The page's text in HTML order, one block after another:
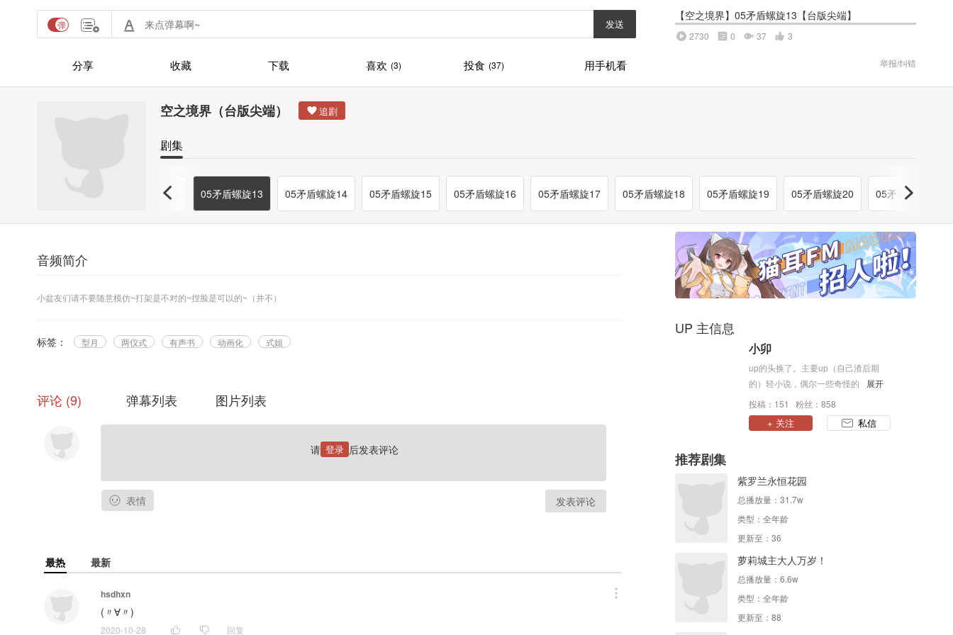
发送
分享 收藏 下载 喜欢 (3) 投食 (37) 用手机看
【空之境界】05矛盾螺旋13【台版尖端】
2730 0 37 3
举报/纠错
空之境界（台版尖端）
剧集
05矛盾螺旋12 05矛盾螺旋13 05矛盾螺旋14 05矛盾螺旋15 05矛盾螺旋16 05矛盾螺旋17 05矛盾螺旋18 05矛盾螺旋19 05矛盾螺旋20 05矛盾螺旋21
音频简介
小盆友们请不要随意模仿~打架是不对的~捏脸是可以的~（并不）
标签： 型月 两仪式 有声书 动画化 式姐
评论 9 弹幕列表 图片列表
请 登录 后发表评论
表情 发表评论
最热 最新
hsdhxn
(〃∀〃)
2020-10-28 回复
UP 主信息
小卯
up的头换了。主要up（自己渣后期
的）轻小说，偶尔一些奇怪的配音和
翻唱
展开
投稿：151 粉丝：858
+ 关注 私信
推荐剧集
紫罗兰永恒花园
总播放量： 31.7w
类型： 全年龄
更新至：36
萝莉城主大人万岁！
总播放量： 6.6w
类型： 全年龄
更新至：88